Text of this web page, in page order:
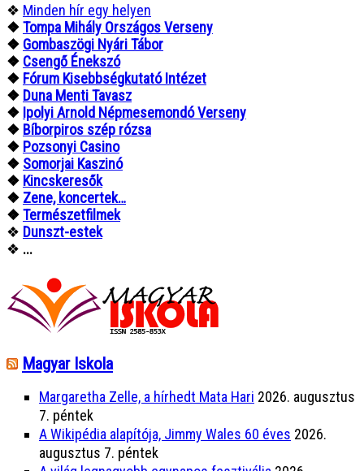
❖ Minden hír egy helyen
❖Tompa Mihály Országos Verseny
❖ Gombaszögi Nyári Tábor
❖ Csengő Énekszó
❖ Fórum Kisebbségkutató Intézet
❖ Duna Menti Tavasz
❖ Ipolyi Arnold Népmesemondó Verseny
❖ Bíborpiros szép rózsa
❖ Pozsonyi Casino
❖ Somorjai Kaszinó
❖ Kincskeresők
❖ Zene, koncertek…
❖Természetfilmek
❖ Dunszt-estek
❖ ...
Magyar Iskola
Margaretha Zelle, a hírhedt Mata Hari 2026. augusztus
7. péntek
A Wikipédia alapítója, Jimmy Wales 60 éves 2026.
augusztus 7. péntek